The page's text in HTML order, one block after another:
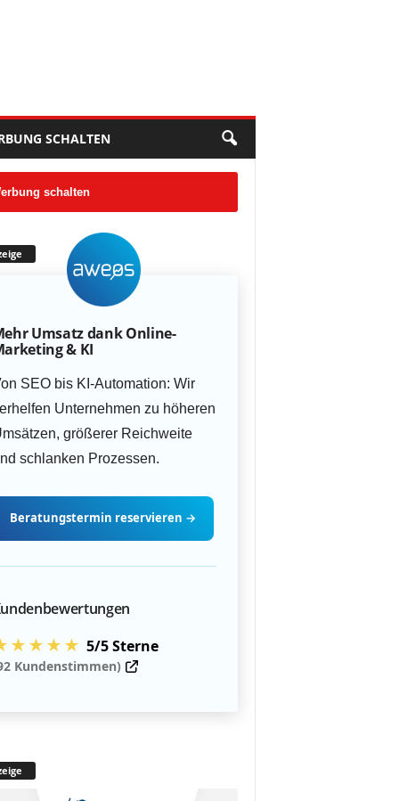
SCHALTEN
schalten
Umsatz dank Online-
& KI
SEO bis KI-Automation: Wir
Unternehmen zu höheren
größerer Reichweite
schlanken Prozessen.
Beratungstermin reservieren →
5/5 Sterne
Kundenstimmen)